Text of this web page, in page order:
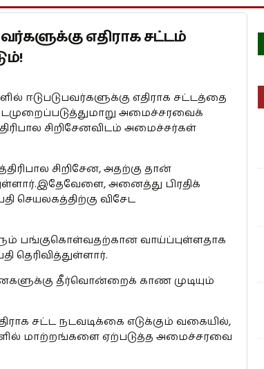
எதிராக சட்டம்
ஈடுபடுபவர்களுக்கு எதிராக சட்டத்தை
அமைச்சரவைக்
சிறிசேனவிடம் அமைச்சர்கள்
சிறிசேன, அதற்கு தான்
அனைத்து பிரதிக்
செயலகத்திற்கு விசேட
பங்குகொள்வதற்கான வாய்ப்புள்ளதாக
தெரிவித்துள்ளார்.
தீர்வொன்றைக் காண முடியும்
சட்ட நடவடிக்கை எடுக்கும் வகையில்,
மாற்றங்களை ஏற்படுத்த அமைச்சரவை